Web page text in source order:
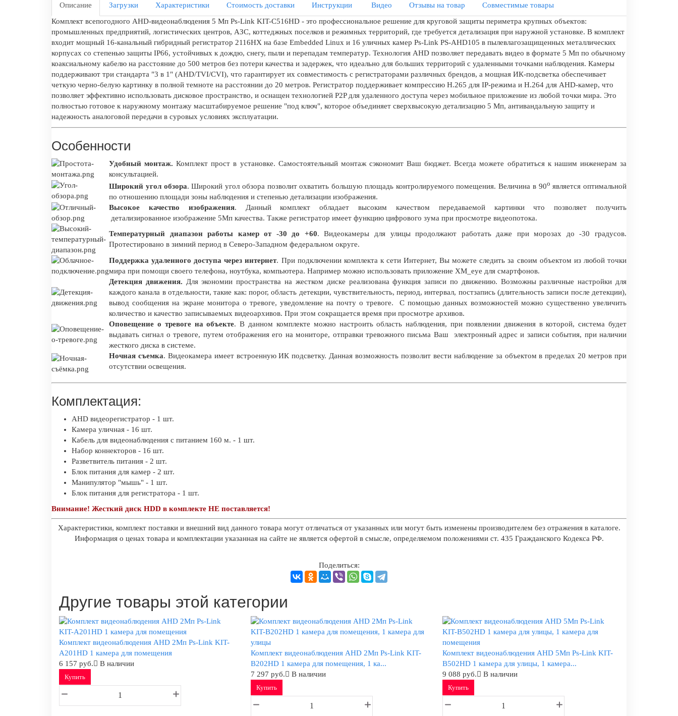
Описание Загрузки Характеристики Стоимость доставки Инструкции Видео Отзывы на товар
Совместимые товары
Комплект всепогодного AHD-видеонаблюдения 5 Мп Ps-Link KIT-C516HD - это профессиональное решение для круговой защиты периметра крупных объектов:
промышленных предприятий, логистических центров, АЗС, коттеджных поселков и режимных территорий, где требуется детализация при наружной установке. В комплект
входит мощный 16-канальный гибридный регистратор 2116HX на базе Embedded Linux и 16 уличных камер Ps-Link PS-AHD105 в пылевлагозащищенных металлических
корпусах со степенью защиты IP66, устойчивых к дождю, снегу, пыли и перепадам температур. Технология AHD позволяет передавать видео в формате 5 Мп по обычному
коаксиальному кабелю на расстояние до 500 метров без потери качества и задержек, что идеально для больших территорий с удаленными точками наблюдения. Камеры
поддерживают три стандарта "3 в 1" (AHD/TVI/CVI), что гарантирует их совместимость с регистраторами различных брендов, а мощная ИК-подсветка обеспечивает
четкую черно-белую картинку в полной темноте на расстоянии до 20 метров. Регистратор поддерживает компрессию H.265 для IP-режима и H.264 для AHD-камер, что
позволяет эффективно использовать дисковое пространство, и оснащен технологией P2P для удаленного доступа через мобильное приложение из любой точки мира. Это
полностью готовое к наружному монтажу масштабируемое решение "под ключ", которое объединяет сверхвысокую детализацию 5 Мп, антивандальную защиту и
надежность аналоговой передачи в суровых условиях эксплуатации.
Особенности
Удобный монтаж. Комплект прост в установке. Самостоятельный монтаж сэкономит Ваш бюджет. Всегда можете обратиться к нашим инженерам за
консультацией.
Широкий угол обзора. Широкий угол обзора позволит охватить большую площадь контролируемого помещения. Величина в 90о является оптимальной
по отношению площади зоны наблюдения и степенью детализации изображения.
Высокое качество изображения. Данный комплект обладает высоким качеством передаваемой картинки что позволяет получить
детализированное изображение 5Мп качества. Также регистратор имеет функцию цифрового зума при просмотре видеопотока.
Температурный диапазон работы камер от -30 до +60. Видеокамеры для улицы продолжают работать даже при морозах до -30 градусов.
Протестировано в зимний период в Северо-Западном федеральном округе.
Поддержка удаленного доступа через интернет. При подключении комплекта к сети Интернет, Вы можете следить за своим объектом из любой точки
мира при помощи своего телефона, ноутбука, компьютера. Например можно использовать приложение XM_eye для смартфонов.
Детекция движения. Для экономии пространства на жестком диске реализована функция записи по движению. Возможны различные настройки для
каждого канала в отдельности, такие как: порог, область детекции, чувствительность, период, интервал, постзапись (длительность записи после детекции),
вывод сообщения на экране монитора о тревоге, уведомление на почту о тревоге. С помощью данных возможностей можно существенно увеличить
количество и качество записываемых видеоархивов. При этом сокращается время при просмотре архивов.
Оповещение о тревоге на объекте. В данном комплекте можно настроить область наблюдения, при появлении движения в которой, система будет
выдавать сигнал о тревоге, путем отображения его на мониторе, отправки тревожного письма Ваш электронный адрес и записи события, при наличии
жесткого диска в системе.
Ночная съемка. Видеокамера имеет встроенную ИК подсветку. Данная возможность позволит вести наблюдение за объектом в пределах 20 метров при
отсутствии освещения.
Комплектация:
AHD видеорегистратор - 1 шт.
Камера уличная - 16 шт.
Кабель для видеонаблюдения с питанием 160 м. - 1 шт.
Набор коннекторов - 16 шт.
Разветвитель питания - 2 шт.
Блок питания для камер - 2 шт.
Манипулятор "мышь" - 1 шт.
Блок питания для регистратора - 1 шт.
Внимание! Жесткий диск HDD в комплекте НЕ поставляется!
Характеристики, комплект поставки и внешний вид данного товара могут отличаться от указанных или могут быть изменены производителем без отражения в каталоге.
Информация о ценах товара и комплектации указанная на сайте не является офертой в смысле, определяемом положениями ст. 435 Гражданского Кодекса РФ.
Поделиться:
Другие товары этой категории
Комплект видеонаблюдения AHD 2Мп Ps-Link KIT-
A201HD 1 камера для помещения
6 157 руб.
В наличии
Купить
Комплект видеонаблюдения AHD 2Мп Ps-Link KIT-
B202HD 1 камера для помещения, 1 ка...
7 297 руб.
В наличии
Купить
Комплект видеонаблюдения AHD 5Мп Ps-Link KIT-
B502HD 1 камера для улицы, 1 камера...
9 088 руб.
В наличии
Купить